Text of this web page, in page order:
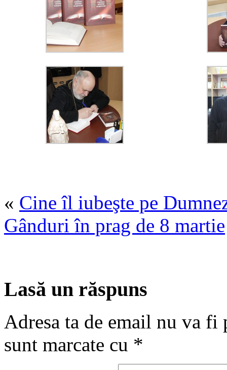
« Cine îl iubeşte pe
Gânduri în prag de 8 martie
Lasă un răspuns
Adresa ta de email nu va fi
sunt marcate cu *